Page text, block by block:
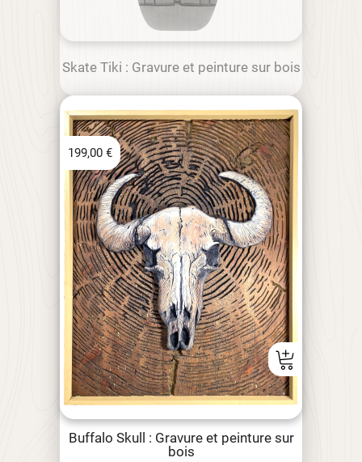
Skate Tiki : Gravure et peinture sur bois
Buffalo Skull : Gravure et peinture sur
bois
199,00 €